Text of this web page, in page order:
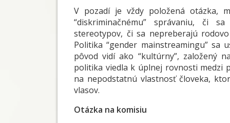
V pozadí je vždy položená otázka,
“diskriminačnému” správaniu, či
stereotypov, či sa nepreberajú
Politika “gender mainstreamingu” sa
pôvod vidí ako “kultúrny”, založený
politika viedla k úplnej rovnosti medzi
na nepodstatnú vlastnosť človeka,
vlasov.
Otázka na komisiu